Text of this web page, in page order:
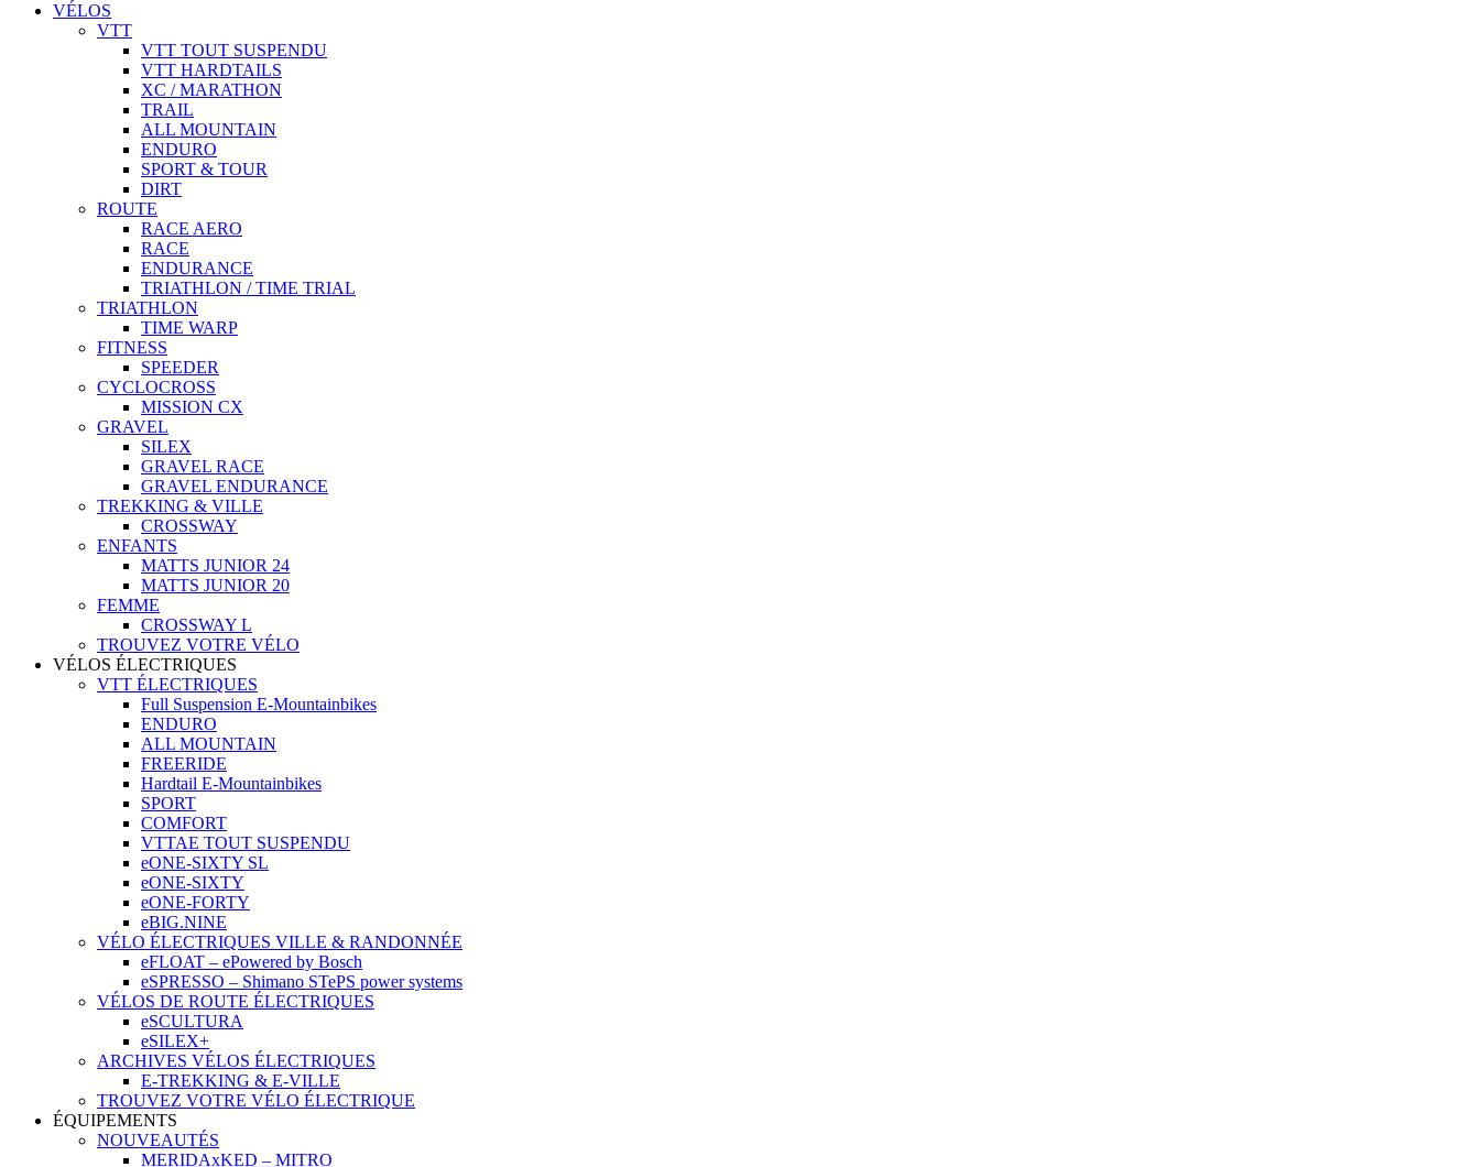
VÉLOS
VTT
VTT TOUT SUSPENDU
VTT HARDTAILS
XC / MARATHON
TRAIL
ALL MOUNTAIN
ENDURO
SPORT & TOUR
DIRT
ROUTE
RACE AERO
RACE
ENDURANCE
TRIATHLON / TIME TRIAL
TRIATHLON
TIME WARP
FITNESS
SPEEDER
CYCLOCROSS
MISSION CX
GRAVEL
SILEX
GRAVEL RACE
GRAVEL ENDURANCE
TREKKING & VILLE
CROSSWAY
ENFANTS
MATTS JUNIOR 24
MATTS JUNIOR 20
FEMME
CROSSWAY L
TROUVEZ VOTRE VÉLO
VÉLOS ÉLECTRIQUES
VTT ÉLECTRIQUES
Full Suspension E-Mountainbikes
ENDURO
ALL MOUNTAIN
FREERIDE
Hardtail E-Mountainbikes
SPORT
COMFORT
VTTAE TOUT SUSPENDU
eONE-SIXTY SL
eONE-SIXTY
eONE-FORTY
eBIG.NINE
VÉLO ÉLECTRIQUES VILLE & RANDONNÉE
eFLOAT – ePowered by Bosch
eSPRESSO – Shimano STePS power systems
VÉLOS DE ROUTE ÉLECTRIQUES
eSCULTURA
eSILEX+
ARCHIVES VÉLOS ÉLECTRIQUES
E-TREKKING & E-VILLE
TROUVEZ VOTRE VÉLO ÉLECTRIQUE
ÉQUIPEMENTS
NOUVEAUTÉS
MERIDAxKED – MITRO